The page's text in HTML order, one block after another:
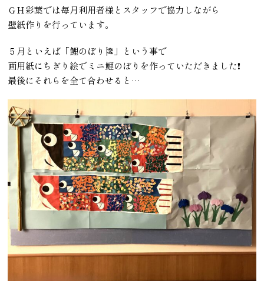
ＧＨ彩葉では毎月利用者様とスタッフで協力しながら
壁紙作りを行っています。
５月といえば「鯉のぼり🎏」という事で
画用紙にちぎり絵でミニ鯉のぼりを作っていただきました❗
最後にそれらを全て合わせると…